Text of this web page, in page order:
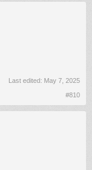
Last edited: May 7, 2025
#810